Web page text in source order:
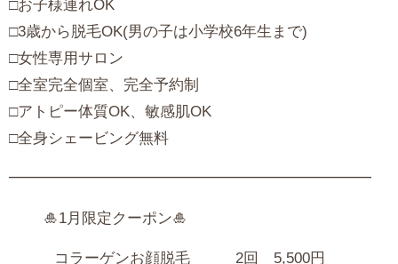
□お子様連れOK
□3歳から脱毛OK(男の子は小学校6年生まで)
□女性専用サロン
□全室完全個室、完全予約制
□アトピー体質OK、敏感肌OK
□全身シェービング無料
━━━━━━━━━━━━━━━━━━━━━━━━
🎍1月限定クーポン🎍
コラーゲンお顔脱毛 2回 5,500円